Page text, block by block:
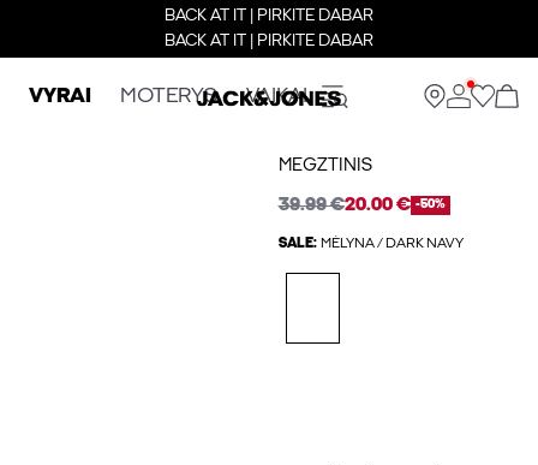
BACK AT IT | PIRKITE DABAR
BACK AT IT | PIRKITE DABAR
VYRAI MOTERYS VAIKAI
MEGZTINIS
39.99 €20.00 € -50%
SALE: MĖLYNA / DARK NAVY